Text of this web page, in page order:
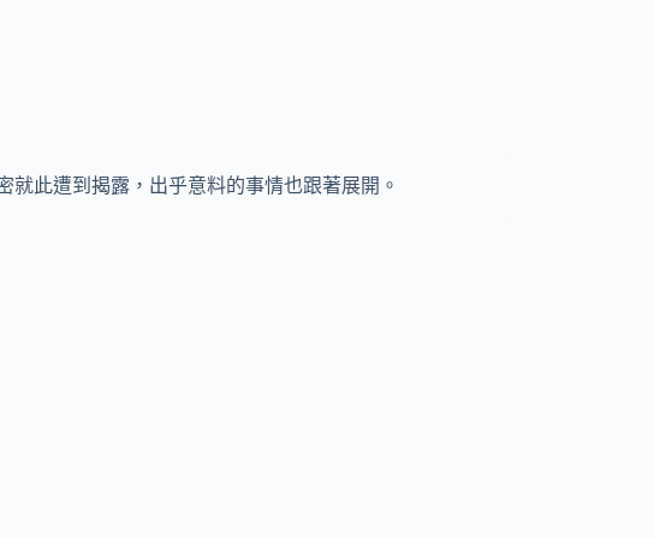
就此遭到揭露，出乎意料的事情也跟著展開。